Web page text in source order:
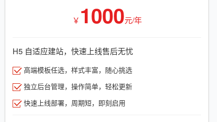
￥ 1000元/年
H5 自适应建站，快速上线售后无忧
高端模板任选，样式丰富，随心挑选
独立后台管理，操作简单，轻松更新
快速上线部署，周期短，即刻启用